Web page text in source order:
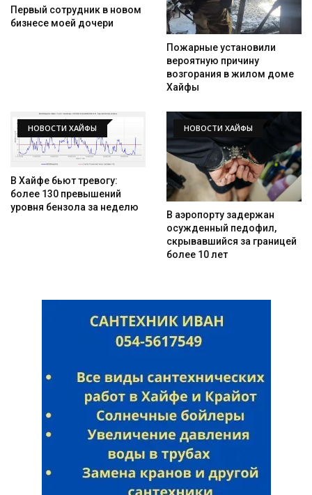
Первый сотрудник в новом
бизнесе моей дочери
Пожарные установили
вероятную причину
возгорания в жилом доме
Хайфы
НОВОСТИ ХАЙФЫ
В Хайфе бьют тревогу:
более 130 превышений
уровня бензола за неделю
НОВОСТИ ХАЙФЫ
В аэропорту задержан
осужденный педофил,
скрывавшийся за границей
более 10 лет